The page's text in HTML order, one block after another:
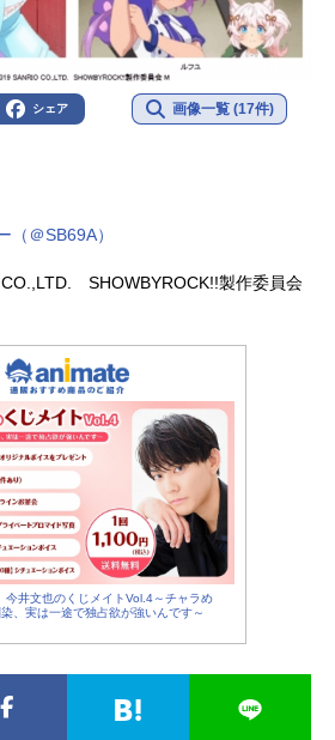
シェア 画像一覧 (17件)
（＠SB69A）
SHOWBYROCK!!製作委員会
今井文也のくじメイトVol.4～チャラめ
、実は一途で独占欲が強いんです～